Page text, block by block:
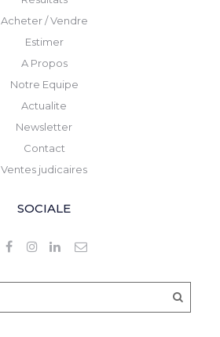
Acheter / Vendre
Estimer
A Propos
Notre Equipe
Actualite
Newsletter
Contact
Ventes judicaires
SOCIALE